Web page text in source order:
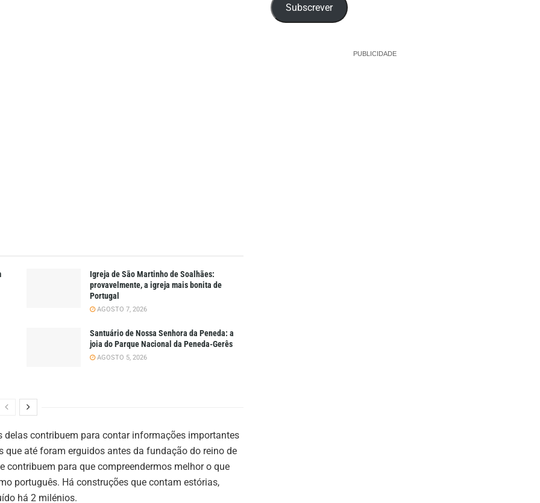
Igreja de São Martinho de Soalhães:
provavelmente, a igreja mais bonita de
Portugal
AGOSTO 7, 2026
Santuário de Nossa Senhora da Peneda: a
joia do Parque Nacional da Peneda-Gerês
AGOSTO 5, 2026
contribuem para contar informações importantes
até foram erguidos antes da fundação do reino de
contribuem para que compreendermos melhor o que
português. Há construções que contam estórias,
há 2 milénios.
Subscrever
PUBLICIDADE